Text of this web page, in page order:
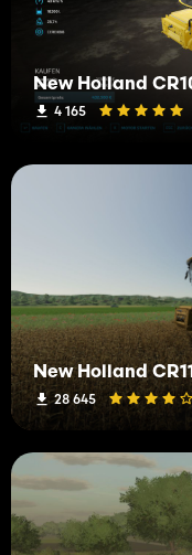
4 165
New Holland CR11
28 645